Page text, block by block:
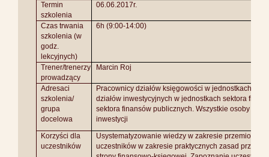
Termin
szkolenia
06.06.2017r.
Czas trwania
szkolenia (w
godz.
lekcyjnych)
6h (9:00-14:00)
Trener/trenerzy
prowadzący
Marcin Roj
Adresaci
szkolenia/
grupa
docelowa
Pracownicy działów księgowości w jednostkach
działów inwestycyjnych w jednostkach sektora
sektora finansów publicznych. Wszystkie osoby
inwestycji
Korzyści dla
uczestników
Usystematyzowanie wiedzy w zakresie przemiotu
uczestników w zakresie praktycznych zasad